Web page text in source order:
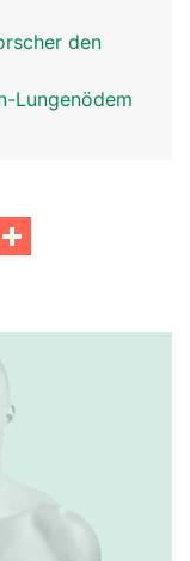
den
Lungenödem